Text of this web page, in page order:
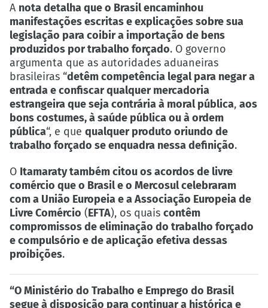
A nota detalha que o Brasil encaminhou
manifestações escritas e explicações sobre sua
legislação para coibir a importação de bens
produzidos por trabalho forçado. O governo
argumenta que as autoridades aduaneiras
brasileiras “detêm competência legal para negar a
entrada e confiscar qualquer mercadoria
estrangeira que seja contrária à moral pública, aos
bons costumes, à saúde pública ou à ordem
pública“, e que qualquer produto oriundo de
trabalho forçado se enquadra nessa definição.
O Itamaraty também citou os acordos de livre
comércio que o Brasil e o Mercosul celebraram
com a União Europeia e a Associação Europeia de
Livre Comércio (EFTA), os quais contêm
compromissos de eliminação do trabalho forçado
e compulsório e de aplicação efetiva dessas
proibições.
“O Ministério do Trabalho e Emprego do Brasil
segue à disposição para continuar a histórica e